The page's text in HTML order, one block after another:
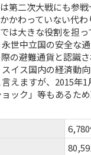
第二次大戦にも参
かわっていない代
は大きな役割を担
世中立国の安全な
の避難通貨と認識さ
イス国内の経済動
えますが、2015年
ック」等もあるた